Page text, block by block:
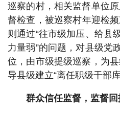
巡察的村，相关监督单位
督检查，被巡察村年迎检
则通过“往市级加压、给县
力量弱”的问题，对县级党
位，由市级提级巡察，为
导县级建立“离任职级干部
群众信任监督，监督